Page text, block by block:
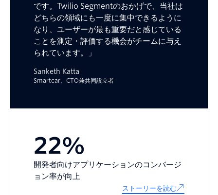
です。Twilio Segmentのおかげで、当社は
どちらの領域にも一度に集中できるように
なり、ユーザーが最も重要だと感じている
ことを測定・評価する機会がチームに与え
られています。」
Sanketh Katta
Smartcar、CTO兼共同設立者
22%
開発者向けアプリケーションのコンバージ
ョン率が向上
ストーリーを読む